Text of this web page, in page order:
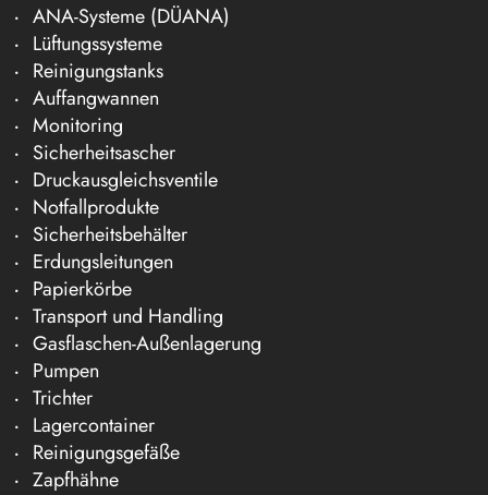
ANA-Systeme (DÜANA)
Lüftungssysteme
Reinigungstanks
Auffangwannen
Monitoring
Sicherheitsascher
Druckausgleichsventile
Notfallprodukte
Sicherheitsbehälter
Erdungsleitungen
Papierkörbe
Transport und Handling
Gasflaschen-Außenlagerung
Pumpen
Trichter
Lagercontainer
Reinigungsgefäße
Zapfhähne